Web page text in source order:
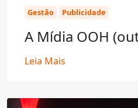
Gestão Publicidade
A Mídia OOH
Leia Mais